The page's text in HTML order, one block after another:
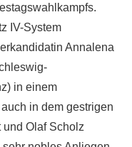
IV-System
Annalena
in einem
in dem gestrigen
und Olaf Scholz